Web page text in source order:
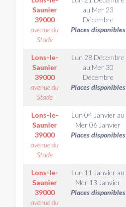
Saunier
39000
avenue du
Stade
au Mer 23
Décembre
Places disponibles
Lons-le-
Saunier
39000
avenue du
Stade
Lun 28 Décembre
au Mer 30
Décembre
Places disponibles
Lons-le-
Saunier
39000
avenue du
Stade
Lun 04 Janvier au
Mer 06 Janvier
Places disponibles
Lons-le-
Saunier
39000
avenue du
Lun 11 Janvier au
Mer 13 Janvier
Places disponibles